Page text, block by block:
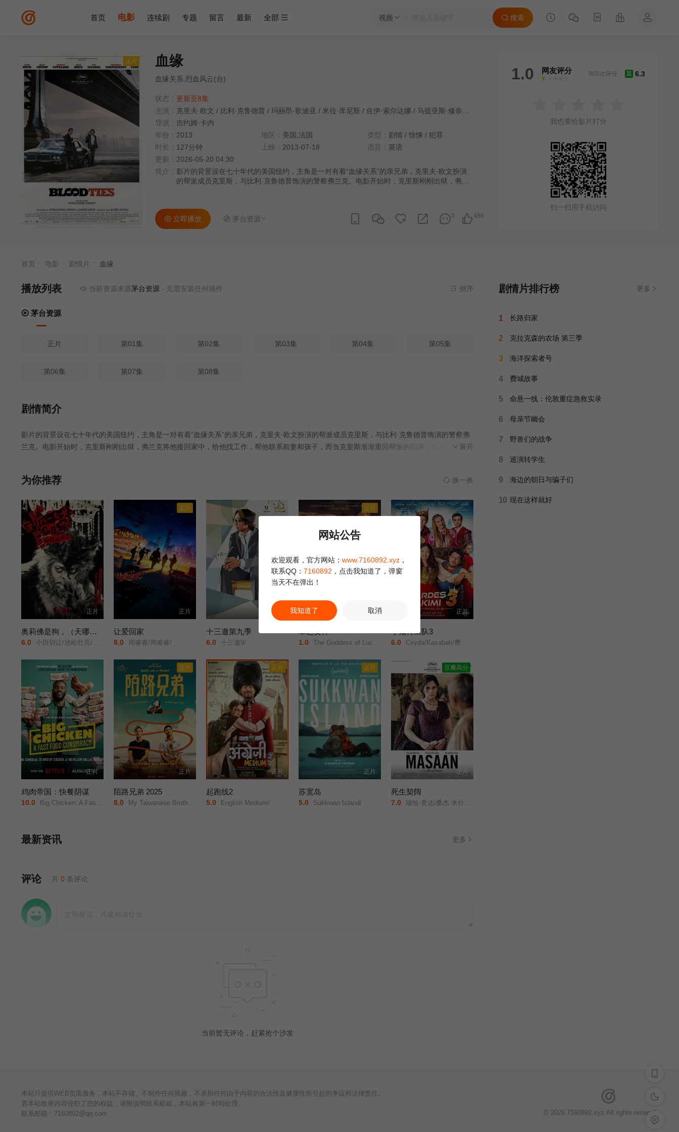
视频 搜索
首页 电影 连续剧 专题 留言 最新 全部
正片 血缘
血缘关系,烈血风云(台)
状态： 更新至8集
主演： 克里夫·欧文 / 比利·克鲁德普 / 玛丽昂·歌迪亚 / 米拉·库尼斯 / 佐伊·索尔达娜 / 马提亚斯·修奈尔
导演： 吉约姆·卡内
年份： 2013 地区： 美国,法国 类型： 剧情 / 惊悚 / 犯罪
时长： 127分钟 上映： 2013-07-18 语言： 英语
更新： 2026-05-20 04:30
简介： 影片的背景设在七十年代的美国纽约，主角是一对有着“血缘关系”的亲兄弟，克里夫·欧文扮演
的帮派成员克里斯，与比利·克鲁德普饰演的警察弗兰克。电影开始时，克里斯刚刚出狱，弗兰
一起。
486
0
立即播放 茅台资源
1.0 网友评分
很差
较差还行推荐力荐
豆 6.3
905次评分
我也要给影片打分
扫一扫用手机访问
首页 电影 剧情片 血缘
播放列表 当前资源来源茅台资源- 无需安装任何插件 倒序
茅台资源
正片 第01集 第02集 第03集 第04集 第05集
第06集 第07集 第08集
剧情简介
影片的背景设在七十年代的美国纽约，主角是一对有着“血缘关系”的亲兄弟，克里夫·欧文扮演的帮派成员克里斯，与比利·克鲁德普饰演的警察弗
兰克。电影开始时，克里斯刚刚出狱，弗兰克将他接回家中，给他找工作，帮他联系前妻和孩子，而当克里斯渐渐重回帮派的旧路，兄弟之间的展开
为你推荐 换一换
正片
奥莉佛是狗，（天哪！！）这家伙电影版
6.0 小田切让/池松壮亮/麻生久美子/
正片
正片
让爱回家
8.0 周睿睿/周睿睿/
第13集
十三邀第九季
6.0 十三邀9/
正片
更新至5集
幸运女神
1.0 The Goddess of Luck/The Goddess Of Fortune/
正片
小鬼特工队3
6.0 Ceyda/Kasabalı/费拉特·阿尔拜伦/
正片
鸡肉帝国：快餐阴谋
10.0 Big Chicken: A Fast Food Conspiracy/
正片
正片
陌路兄弟 2025
8.0 My Taiwanese Brothers/
正片
正片
起跑线2
5.0 English Medium/
正片
正片
苏宽岛
5.0 Sukkwan Island/
豆瓣高分
正片
死生契阔
7.0 瑞恰·查达/桑杰·米什拉/维杰·卡沙尔/潘卡·特里帕蒂/施维塔·特里帕蒂/
最新资讯 更多
评论 共 0 条评论
当前暂无评论，赶紧抢个沙发
剧情片排行榜 更多
1 长路归家
2 克拉克森的农场 第三季
3 海洋探索者号
4 费城故事
5 命悬一线：伦敦重症急救实录
6 母亲节幽会
7 野兽们的战争
8 巡演转学生
9 海边的朝日与骗子们
10 现在这样就好
深色模式
留言反馈
本站只提供WEB页面服务，本站不存储、不制作任何视频，不承担任何由于内容的合法性及健康性所引起的争议和法律责任。
若本站收录内容侵犯了您的权益，请附说明联系邮箱，本站将第一时间处理。
联系邮箱： 7160892@qq.com © 2026 7160892.xyz All rights reservd.
网站公告
欢迎观看，官方网站： www.7160892.xyz ，
联系QQ： 7160892 ，点击我知道了，弹窗
当天不在弹出！
我知道了 取消